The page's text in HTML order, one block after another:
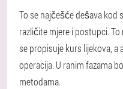
To se najčešće dešava kod
različite mjere i postupci.
se propisuje kurs lijekova, a
operacija. U ranim fazama
metodama.